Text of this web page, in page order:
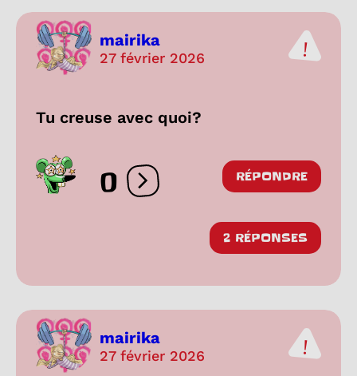
mairika
27 février 2026
Tu creuse avec quoi?
0 Ouvrir les réactions
RÉPONDRE
2 RÉPONSES
mairika
27 février 2026